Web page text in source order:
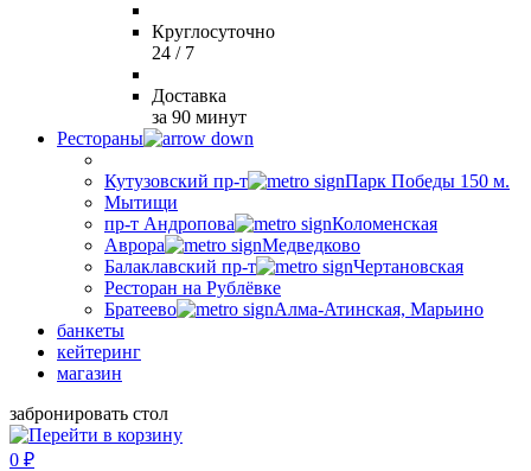
Круглосуточно
24 / 7
Доставка
за 90 минут
Рестораны
Кутузовский пр-т
Парк Победы 150 м.
Мытищи
пр-т Андропова
Коломенская
Аврора
Медведково
Балаклавский пр-т
Чертановская
Ресторан на Рублёвке
Братеево
Алма-Атинская, Марьино
банкеты
кейтеринг
магазин
забронировать стол
0 ₽